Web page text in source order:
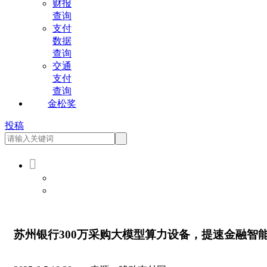
财报
查询
支付
数据
查询
交通
支付
查询
金松奖
投稿

苏州银行300万采购大模型算力设备，提速金融智